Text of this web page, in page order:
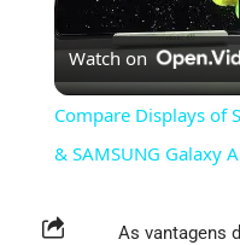
Watch on
Compare Displays of
& SAMSUNG Galaxy
As vantagens